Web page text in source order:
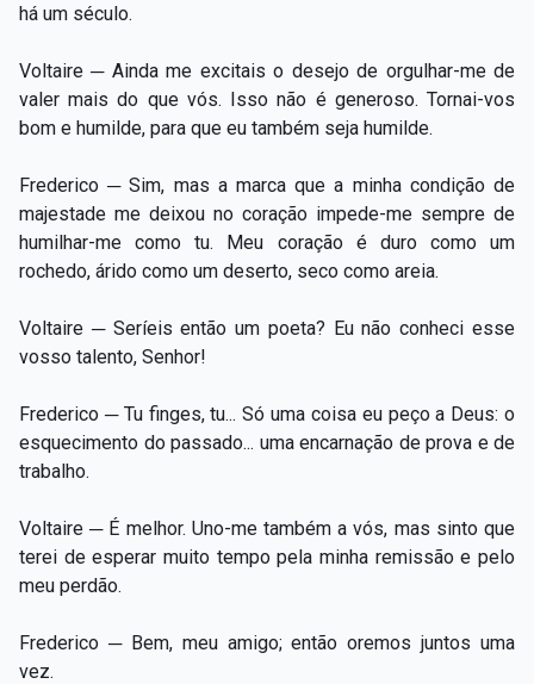
há um século.
Voltaire ─ Ainda me excitais o desejo de orgulhar-me de
valer mais do que vós. Isso não é generoso. Tornai-vos
bom e humilde, para que eu também seja humilde.
Frederico ─ Sim, mas a marca que a minha condição de
majestade me deixou no coração impede-me sempre de
humilhar-me como tu. Meu coração é duro como um
rochedo, árido como um deserto, seco como areia.
Voltaire ─ Seríeis então um poeta? Eu não conheci esse
vosso talento, Senhor!
Frederico ─ Tu finges, tu... Só uma coisa eu peço a Deus: o
esquecimento do passado... uma encarnação de prova e de
trabalho.
Voltaire ─ É melhor. Uno-me também a vós, mas sinto que
terei de esperar muito tempo pela minha remissão e pelo
meu perdão.
Frederico ─ Bem, meu amigo; então oremos juntos uma
vez.